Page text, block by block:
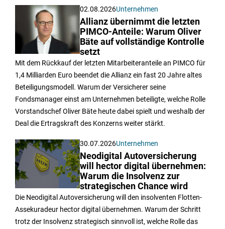
02.08.2026Unternehmen
Allianz übernimmt die letzten
PIMCO-Anteile: Warum Oliver
Bäte auf vollständige Kontrolle
setzt
Mit dem Rückkauf der letzten Mitarbeiteranteile an PIMCO für
1,4 Milliarden Euro beendet die Allianz ein fast 20 Jahre altes
Beteiligungsmodell. Warum der Versicherer seine
Fondsmanager einst am Unternehmen beteiligte, welche Rolle
Vorstandschef Oliver Bäte heute dabei spielt und weshalb der
Deal die Ertragskraft des Konzerns weiter stärkt.
30.07.2026Unternehmen
Neodigital Autoversicherung
will hector digital übernehmen:
Warum die Insolvenz zur
strategischen Chance wird
Die Neodigital Autoversicherung will den insolventen Flotten-
Assekuradeur hector digital übernehmen. Warum der Schritt
trotz der Insolvenz strategisch sinnvoll ist, welche Rolle das